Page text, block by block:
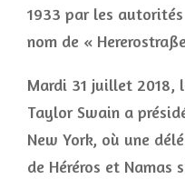
1933 par les
nom de «
Mardi 31 juillet 2018,
Taylor Swain a
New York, où une
de Héréros et Namas